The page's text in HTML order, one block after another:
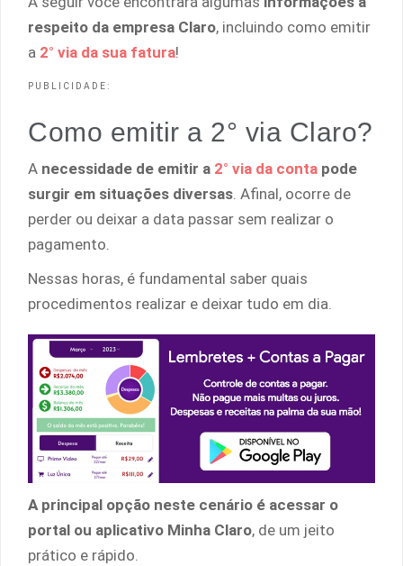
respeito da empresa Claro, incluindo como emitir
a 2° via da sua fatura!
PUBLICIDADE:
Como emitir a 2° via Claro?
A necessidade de emitir a 2° via da conta pode
surgir em situações diversas . Afinal, ocorre de
perder ou deixar a data passar sem realizar o
pagamento.
Nessas horas, é fundamental saber quais
procedimentos realizar e deixar tudo em dia.
A principal opção neste cenário é acessar o
portal ou aplicativo Minha Claro, de um jeito
prático e rápido.